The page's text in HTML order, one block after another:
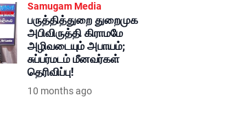
Samugam Media
பருத்தித்துறை துறைமுக
அபிவிருத்தி கிராமமே
அழிவடையும் அபாயம்;
சுப்பர்மடம் மீனவர்கள்
தெரிவிப்பு!
10 months ago